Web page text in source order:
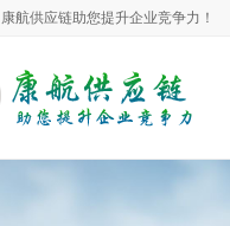
航供应链助您提升企业竞争力！